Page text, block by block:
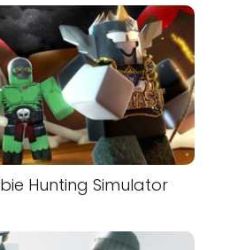
Hunting Simulator